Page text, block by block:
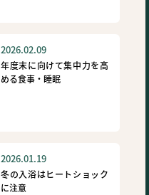
2026.02.09
年度末に向けて集中力を高
める食事・睡眠
2026.01.19
冬の入浴はヒートショック
に注意